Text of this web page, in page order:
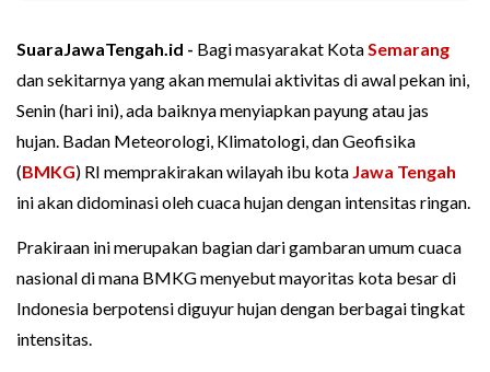
SuaraJawaTengah.id - Bagi masyarakat KotaSemarang
dan sekitarnya yang akan memulai aktivitas di awal pekan ini,
Senin (hari ini), ada baiknya menyiapkan payung atau jas
hujan. Badan Meteorologi, Klimatologi, dan Geofisika
(BMKG) RI memprakirakan wilayah ibu kota Jawa Tengah
ini akan didominasi oleh cuaca hujan dengan intensitas ringan.
Prakiraan ini merupakan bagian dari gambaran umum cuaca
nasional di mana BMKG menyebut mayoritas kota besar di
Indonesia berpotensi diguyur hujan dengan berbagai tingkat
intensitas.